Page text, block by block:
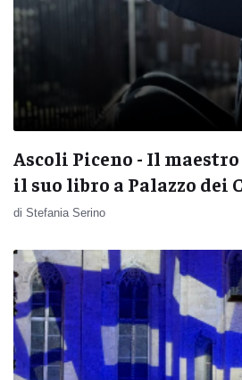
Ascoli Piceno - Il
il suo libro a Palazzo dei
di Stefania Serino